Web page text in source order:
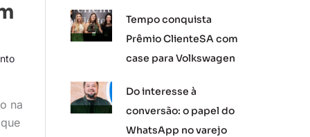
na
Tempo conquista
Prêmio ClienteSA com
case para Volkswagen
Do interesse à
conversão: o papel do
WhatsApp no varejo